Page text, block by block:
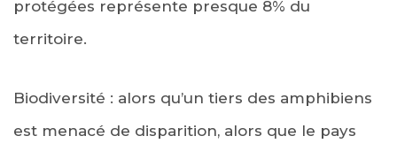
protégées représente presque 8% du
territoire.
Biodiversité : alors qu’un tiers des amphibiens
est menacé de disparition, alors que le pays